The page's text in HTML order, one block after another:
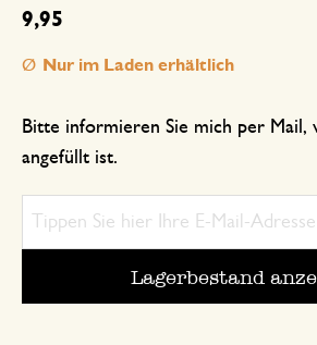
9,95
Bitte informieren Sie mich per
angefüllt ist.
Lagerbestand
Nur im Laden erhältlich